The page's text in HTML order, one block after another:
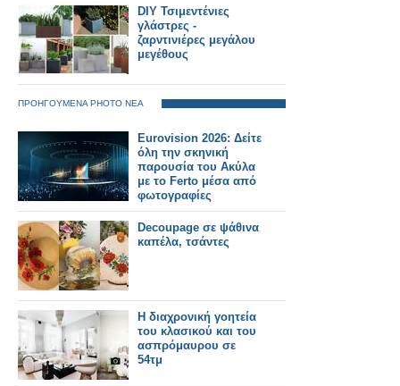
DIY Τσιμεντένιες
γλάστρες -
ζαρντινιέρες μεγάλου
μεγέθους
ΠΡΟΗΓΟΥΜΕΝΑ PHOTO ΝΕΑ
Eurovision 2026: Δείτε
όλη την σκηνική
παρουσία του Ακύλα
με το Ferto μέσα από
φωτογραφίες
Decoupage σε ψάθινα
καπέλα, τσάντες
Η διαχρονική γοητεία
του κλασικού και του
ασπρόμαυρου σε
54τμ